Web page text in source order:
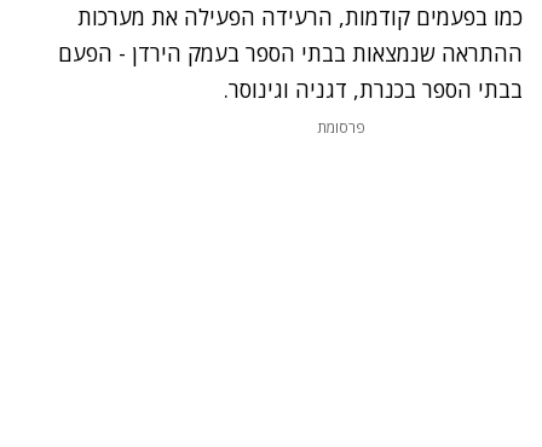
כמו בפעמים קודמות, הרעידה הפעילה את מערכות
ההתראה שנמצאות בבתי הספר בעמק הירדן - הפעם
בבתי הספר בכנרת, דגניה וגינוסר.
פרסומת